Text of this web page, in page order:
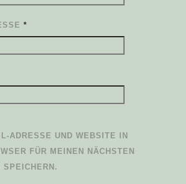
*
ADRESSE UND WEBSITE IN
FÜR MEINEN NÄCHSTEN
SPEICHERN.